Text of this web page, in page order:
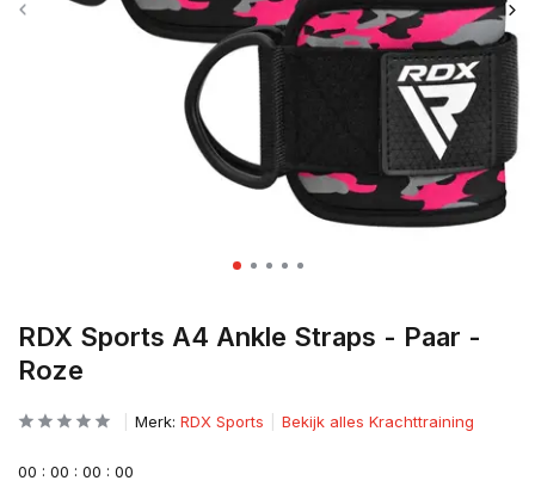
RDX Sports A4 Ankle Straps - Paar -
Roze
Merk: RDX Sports Bekijk alles Krachttraining
00 : 00 : 00 : 00